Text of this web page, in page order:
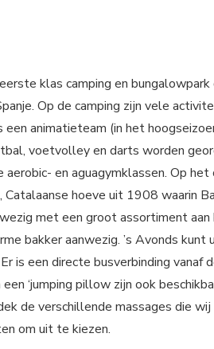
klas camping en
Op de camping zijn vele
animatieteam (in het
voetvolley en darts worden
aerobic- en aguagymklassen. Op
Catalaanse hoeve uit 1908 waarin
met een groot assortiment
bakker aanwezig. ’s Avonds
is een directe busverbinding vanaf
‘jumping pillow zijn ook
de verschillende massages die
om uit te kiezen.